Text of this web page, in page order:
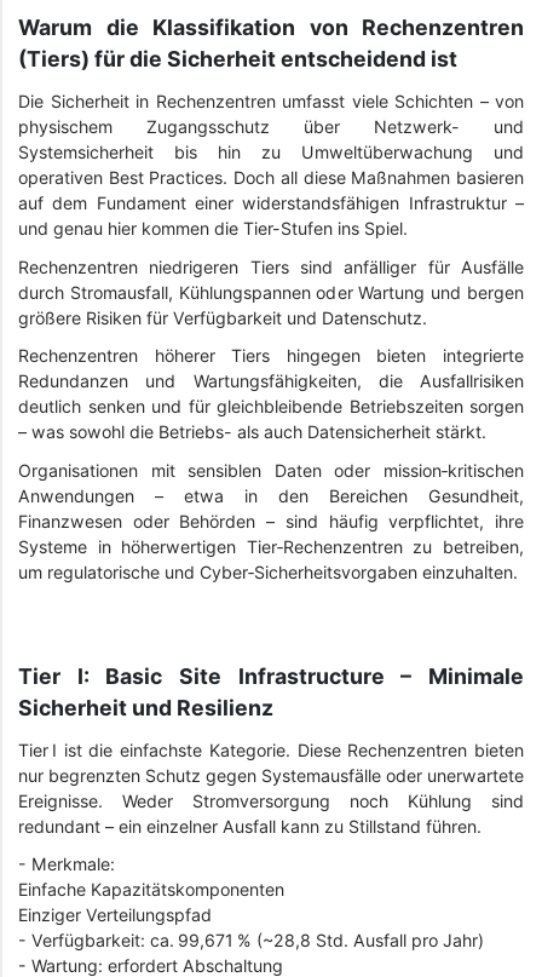
Warum die Klassifikation von Rechenzentren
(Tiers) für die Sicherheit entscheidend ist
Die Sicherheit in Rechenzentren umfasst viele Schichten – von
physischem Zugangsschutz über Netzwerk- und
Systemsicherheit bis hin zu Umweltüberwachung und
operativen Best Practices. Doch all diese Maßnahmen basieren
auf dem Fundament einer widerstandsfähigen Infrastruktur –
und genau hier kommen die Tier-Stufen ins Spiel.
Rechenzentren niedrigeren Tiers sind anfälliger für Ausfälle
durch Stromausfall, Kühlungspannen oder Wartung und bergen
größere Risiken für Verfügbarkeit und Datenschutz.
Rechenzentren höherer Tiers hingegen bieten integrierte
Redundanzen und Wartungsfähigkeiten, die Ausfallrisiken
deutlich senken und für gleichbleibende Betriebszeiten sorgen
– was sowohl die Betriebs- als auch Datensicherheit stärkt.
Organisationen mit sensiblen Daten oder mission‑kritischen
Anwendungen – etwa in den Bereichen Gesundheit,
Finanzwesen oder Behörden – sind häufig verpflichtet, ihre
Systeme in höherwertigen Tier‑Rechenzentren zu betreiben,
um regulatorische und Cyber‑Sicherheitsvorgaben einzuhalten.
Tier I: Basic Site Infrastructure – Minimale
Sicherheit und Resilienz
Tier I ist die einfachste Kategorie. Diese Rechenzentren bieten
nur begrenzten Schutz gegen Systemausfälle oder unerwartete
Ereignisse. Weder Stromversorgung noch Kühlung sind
redundant – ein einzelner Ausfall kann zu Stillstand führen.
- Merkmale:
Einfache Kapazitätskomponenten
Einziger Verteilungspfad
- Verfügbarkeit: ca. 99,671 % (~28,8 Std. Ausfall pro Jahr)
- Wartung: erfordert Abschaltung